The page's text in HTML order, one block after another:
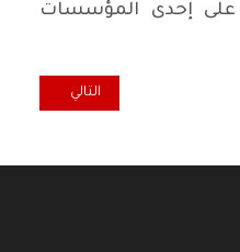
إحدى المؤسسات
التحرير" عدنان الصفار عن: انتفاضة
المقال التالي:
التالي